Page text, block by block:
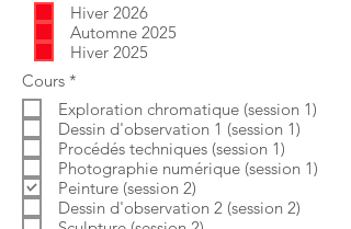
l
i
g
a
i
r
e
Hiver 2026
Automne 2025
Hiver 2025
Cours *
l
i
g
a
t
o
i
Exploration chromatique (session 1)
Dessin d'observation 1 (session 1)
Procédés techniques (session 1)
Photographie numérique (session 1)
Peinture (session 2)
Dessin d'observation 2 (session 2)